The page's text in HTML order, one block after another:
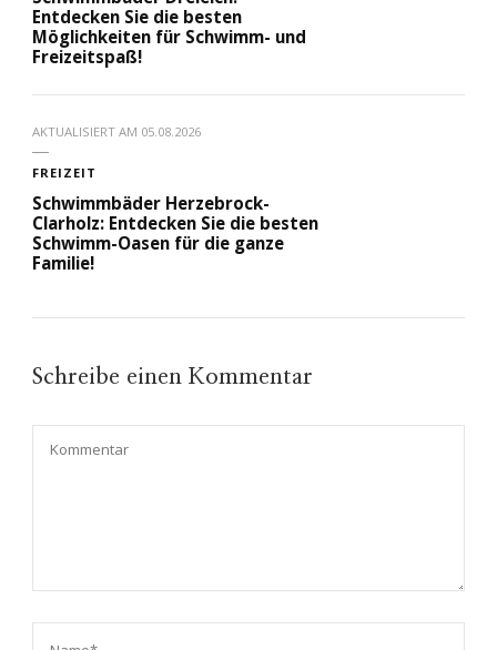
Entdecken Sie die besten
Möglichkeiten für Schwimm- und
Freizeitspaß!
AKTUALISIERT AM 05.08.2026
FREIZEIT
Schwimmbäder Herzebrock-
Clarholz: Entdecken Sie die besten
Schwimm-Oasen für die ganze
Familie!
Schreibe einen Kommentar